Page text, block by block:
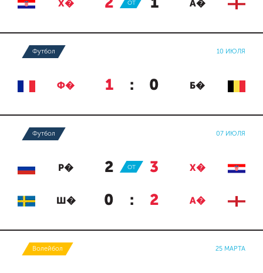
Х� 2 : 1 А�
ОТ
Футбол 10 ИЮЛЯ
Ф� 1 : 0 Б�
Футбол 07 ИЮЛЯ
Р� 2 : 3 Х�
ОТ
Ш� 0 : 2 А�
Волейбол 25 МАРТА